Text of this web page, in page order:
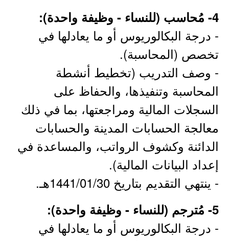
4- مُحاسب (للنساء - وظيفة واحدة):
- درجة البكالوريوس أو ما يعادلها في
تخصص (المحاسبة).
- وصف التدريب (تخطيط أنشطة
المحاسبة وتنفيذها، والحفاظ على
السجلات المالية ومراجعتها، بما في ذلك
معالجة الحسابات المدينة والحسابات
الدائنة وكشوف الرواتب، والمساعدة في
إعداد البيانات المالية).
- ينتهي التقديم بتاريخ 1441/01/30هـ.
5- مُترجم (للنساء - وظيفة واحدة):
- درجة البكالوريوس أو ما يعادلها في